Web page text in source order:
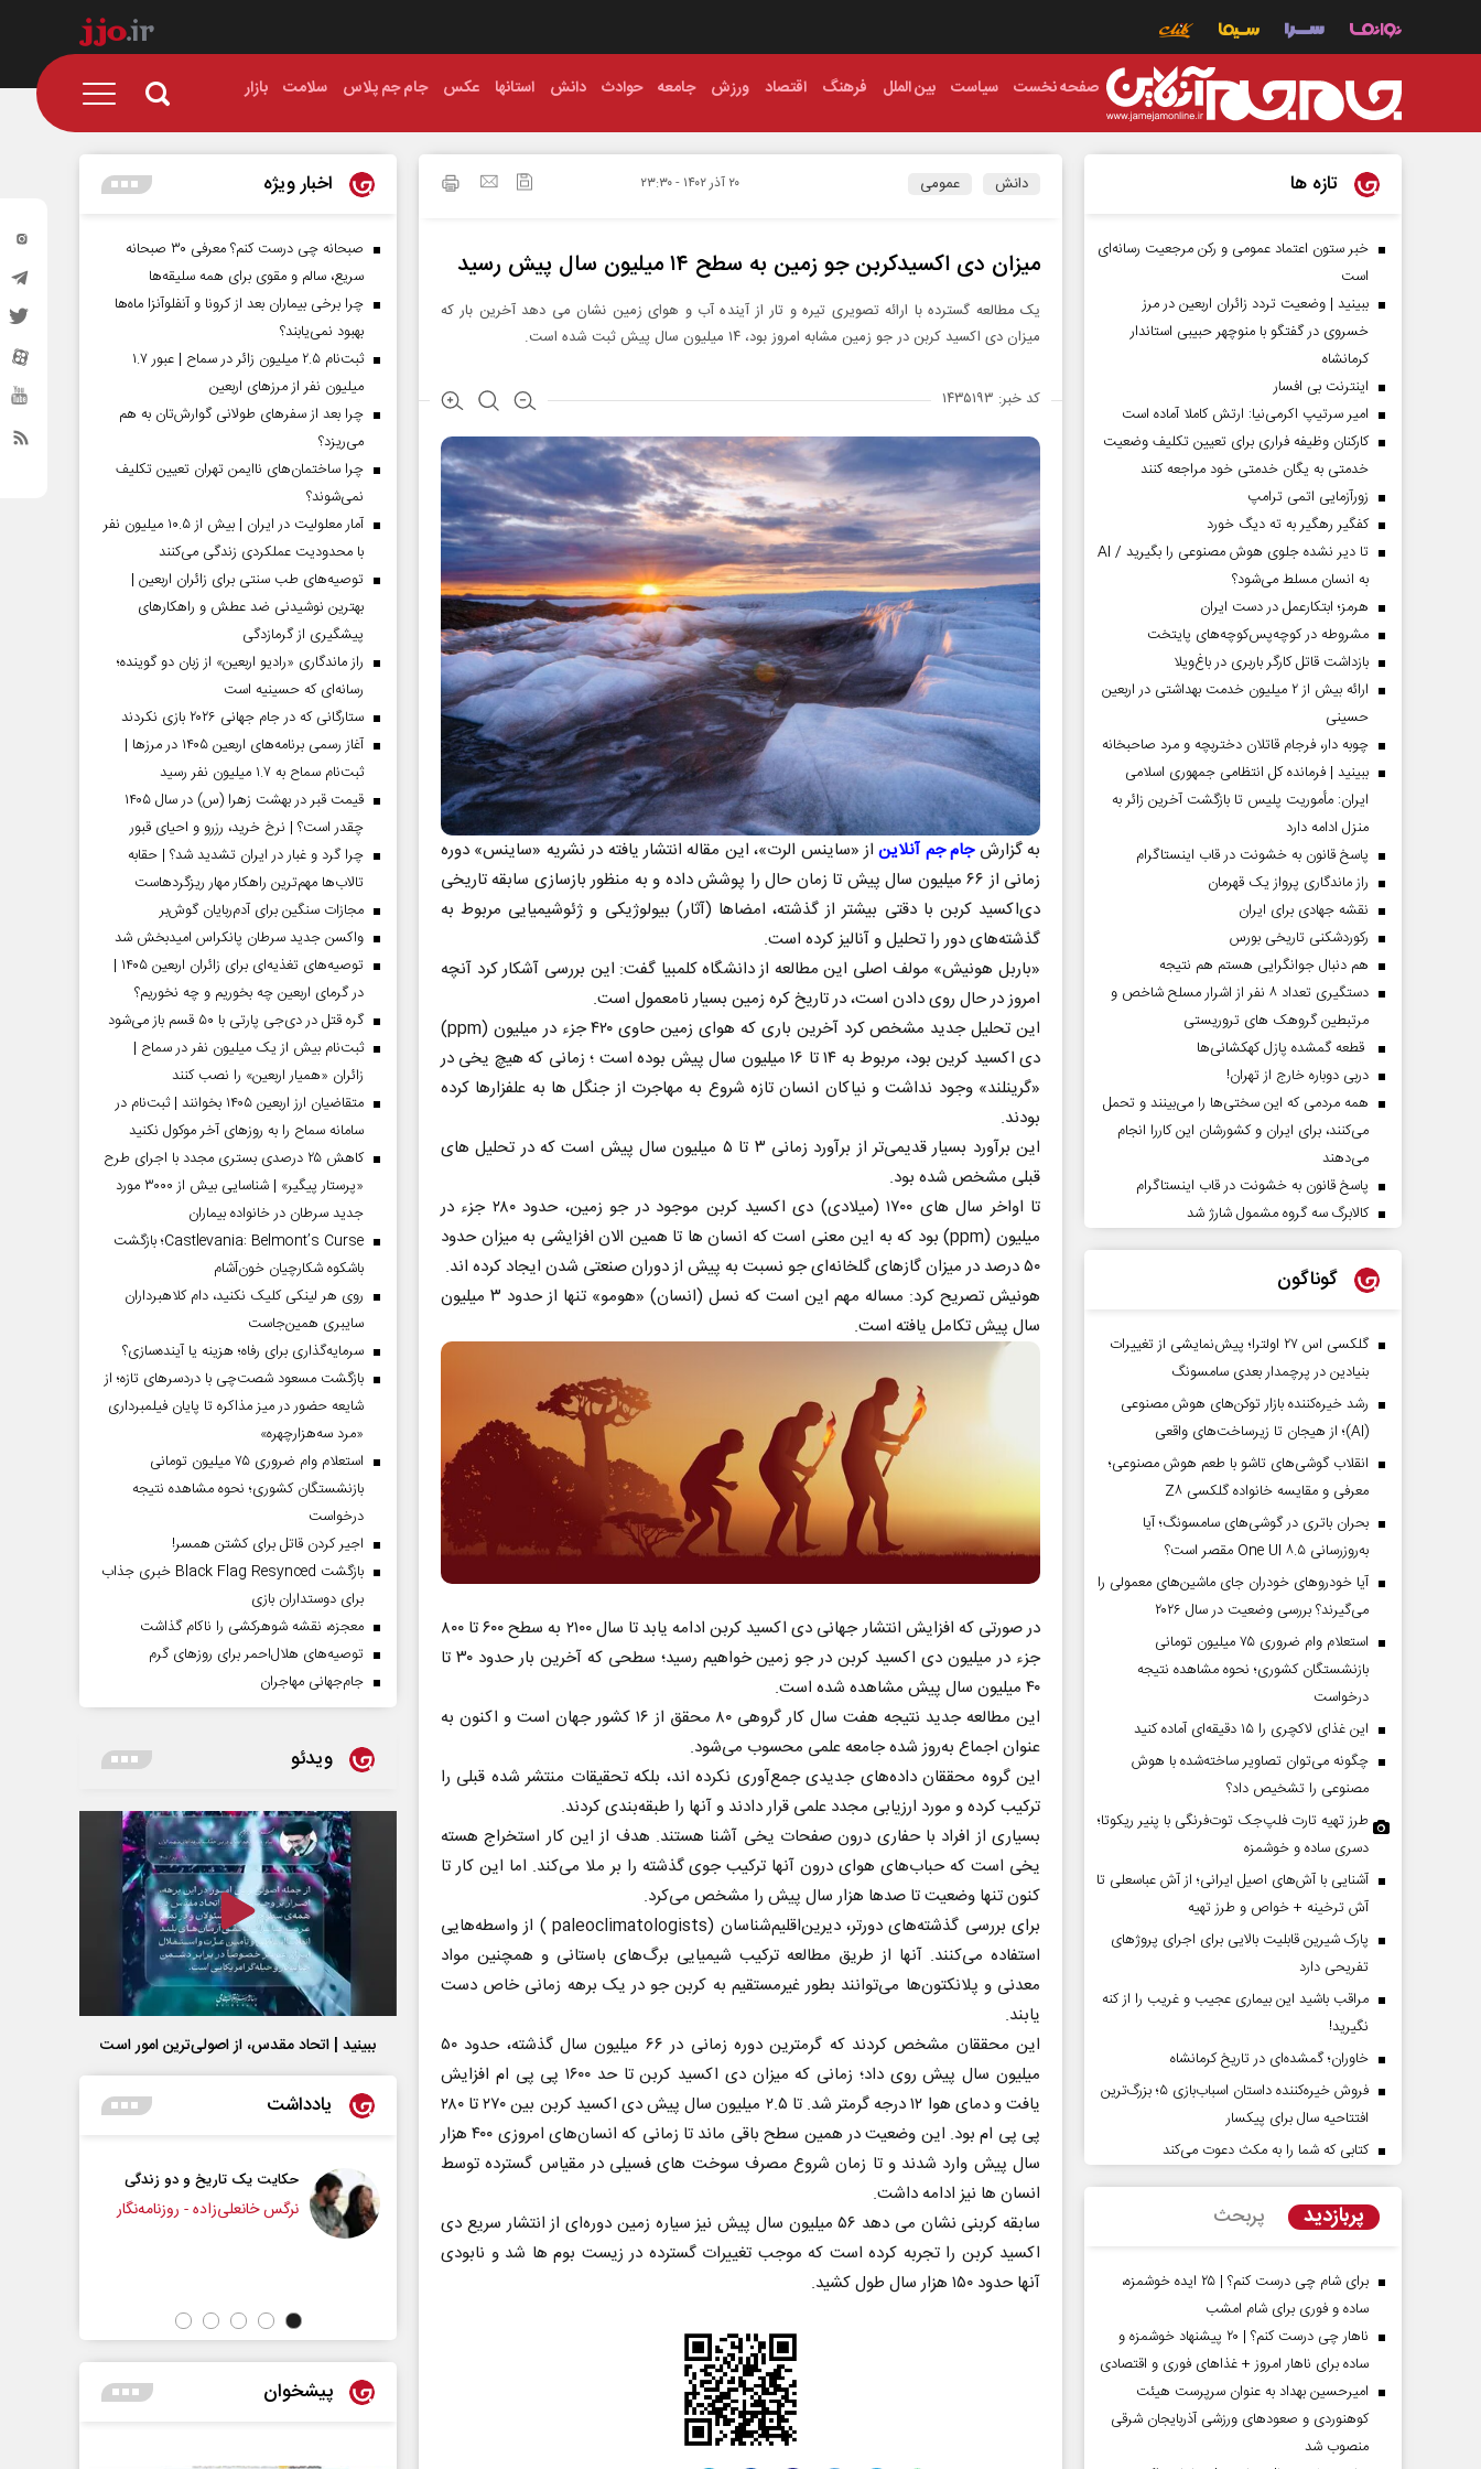
صفحه نخست سیاست بین الملل فرهنگ اقتصاد ورزش جامعه حوادث دانش استانها عکس جام جم پلاس سلامت بازار
دانش عمومی ۲۰ آذر ۱۴۰۲ - ۲۳:۳۰
میزان دی اکسیدکربن جو زمین به سطح ۱۴ میلیون سال پیش رسید
یک مطالعه گسترده با ارائه تصویری تیره و تار از آینده آب و هوای زمین نشان می دهد آخرین بار که
میزان دی اکسید کربن در جو زمین مشابه امروز بود، ۱۴ میلیون سال پیش ثبت شده است.
کد خبر: ۱۴۳۵۱۹۳
به گزارشجام جم آنلایناز «ساینس الرت»، این مقاله انتشار یافته در نشریه «ساینس» دوره
زمانی از ۶۶ میلیون سال پیش تا زمان حال را پوشش داده و به منظور بازسازی سابقه تاریخی
دی‌اکسید کربن با دقتی بیشتر از گذشته، امضاها (آثار) بیولوژیکی و ژئوشیمیایی مربوط به
گذشته‌های دور را تحلیل و آنالیز کرده است.
«باربل هونیش» مولف اصلی این مطالعه از دانشگاه کلمبیا گفت: این بررسی آشکار کرد آنچه
امروز در حال روی دادن است، در تاریخ کره زمین بسیار نامعمول است.
این تحلیل جدید مشخص کرد آخرین باری که هوای زمین حاوی ۴۲۰ جزء در میلیون (ppm)
دی اکسید کرین بود، مربوط به ۱۴ تا ۱۶ میلیون سال پیش بوده است ؛ زمانی که هیچ یخی در
«گرینلند» وجود نداشت و نیاکان انسان تازه شروع به مهاجرت از جنگل ها به علفزارها کرده
بودند.
این برآورد بسیار قدیمی‌تر از برآورد زمانی ۳ تا ۵ میلیون سال پیش است که در تحلیل های
قبلی مشخص شده بود.
تا اواخر سال های ۱۷۰۰ (میلادی) دی اکسید کربن موجود در جو زمین، حدود ۲۸۰ جزء در
میلیون (ppm) بود که به این معنی است که انسان ها تا همین الان افزایشی به میزان حدود
۵۰ درصد در میزان گازهای گلخانه‌ای جو نسبت به پیش از دوران صنعتی شدن ایجاد کرده اند.
هونیش تصریح کرد: مساله مهم این است که نسل (انسان) «هومو» تنها از حدود ۳ میلیون
سال پیش تکامل یافته است.
در صورتی که افزایش انتشار جهانی دی اکسید کربن ادامه یابد تا سال ۲۱۰۰ به سطح ۶۰۰ تا ۸۰۰
جزء در میلیون دی اکسید کربن در جو زمین خواهیم رسید؛ سطحی که آخرین بار حدود ۳۰ تا
۴۰ میلیون سال پیش مشاهده شده است.
این مطالعه جدید نتیجه هفت سال کار گروهی ۸۰ محقق از ۱۶ کشور جهان است و اکنون به
عنوان اجماع به‌روز شده جامعه علمی محسوب می‌شود.
این گروه محققان داده‌های جدیدی جمع‌آوری نکرده اند، بلکه تحقیقات منتشر شده قبلی را
ترکیب کرده و مورد ارزیابی مجدد علمی قرار دادند و آنها را طبقه‌بندی کردند.
بسیاری از افراد با حفاری درون صفحات یخی آشنا هستند. هدف از این کار استخراج هسته‌
یخی است که حباب‌های هوای درون آنها ترکیب جوی گذشته را بر ملا می‌کند. اما این کار تا
کنون تنها وضعیت تا صدها هزار سال پیش را مشخص می‌کرد.
برای بررسی گذشته‌های دورتر، دیرین‌اقلیم‌شناسان (paleoclimatologists ) از واسطه‌هایی
استفاده می‌کنند. آنها از طریق مطالعه ترکیب شیمیایی برگ‌های باستانی و همچنین مواد
معدنی و پلانکتون‌ها می‌توانند بطور غیرمستقیم به کربن جو در یک برهه زمانی خاص دست
یابند.
این محققان مشخص کردند که گرمترین دوره زمانی در ۶۶ میلیون سال گذشته، حدود ۵۰
میلیون سال پیش روی داد؛ زمانی که میزان دی اکسید کربن تا حد ۱۶۰۰ پی پی‌ ام افزایش
یافت و دمای هوا ۱۲ درجه گرمتر شد. تا ۲.۵ میلیون سال پیش دی اکسید کربن بین ۲۷۰ تا ۲۸۰
پی پی ام بود. این وضعیت در همین سطح باقی ماند تا زمانی که انسان‌های امروزی ۴۰۰ هزار
سال پیش وارد شدند و تا زمان شروع مصرف سوخت های فسیلی در مقیاس گسترده توسط
انسان ها نیز ادامه داشت.
سابقه کربنی نشان می دهد ۵۶ میلیون سال پیش نیز سیاره زمین دوره‌ای از انتشار سریع دی
اکسید کربن را تجربه کرده است که موجب تغییرات گسترده در زیست بوم ها شد و نابودی
آنها حدود ۱۵۰ هزار سال طول کشید.
تازه ها
خبر ستون اعتماد عمومی و رکن مرجعیت رسانه‌ای
است
ببینید | وضعیت تردد زائران اربعین در مرز
خسروی در گفتگو با منوچهر حبیبی استاندار
کرمانشاه
اینترنت بی افسار
امیر سرتیپ اکرمی‌نیا: ارتش کاملا آماده است
کارکنان وظیفه فراری برای تعیین تکلیف وضعیت
خدمتی به یگان خدمتی خود مراجعه کنند
زورآزمایی اتمی ترامپ
کفگیر رهگیر به ته دیگ خورد
تا دیر نشده جلوی هوش مصنوعی را بگیرید / AI
به انسان مسلط می‌شود؟
هرمز؛ ابتکارعمل در دست ایران
مشروطه در کوچه‌پس‌کوچه‌های پایتخت
بازداشت قاتل کارگر باربری در باغ‌ویلا
ارائه بیش از ۲ میلیون خدمت بهداشتی در اربعین
حسینی
چوبه دار، فرجام قاتلان دختربچه و مرد صاحبخانه
ببینید | فرمانده کل انتظامی جمهوری اسلامی
ایران­: مأموریت پلیس تا بازگشت آخرین زائر به
منزل ادامه دارد
پاسخ قانون به خشونت در قاب اینستاگرام
راز ماندگاری پرواز یک قهرمان
نقشه جهادی برای ایران
رکوردشکنی تاریخی بورس
هم دنبال جوانگرایی هستم هم نتیجه
دستگیری تعداد ۸ نفر از اشرار مسلح شاخص و
مرتبطین گروهک های تروریستی
قطعه گمشده پازل کهکشانی‌ها
دربی دوباره خارج از تهران!
همه مردمی که این سختی‌ها را می‌بینند و تحمل
می‌کنند، برای ایران و کشورشان این کاررا انجام
می‌دهند
پاسخ قانون به خشونت در قاب اینستاگرام
کالابرگ سه گروه مشمول شارژ شد
گوناگون
گلکسی اس ۲۷ اولترا؛ پیش‌نمایشی از تغییرات
بنیادین در پرچمدار بعدی سامسونگ
رشد خیره‌کننده بازار توکن‌های هوش مصنوعی
(AI)؛ از هیجان تا زیرساخت‌های واقعی
انقلاب گوشی‌های تاشو‌ با طعم هوش مصنوعی؛
معرفی و مقایسه خانواده گلکسی Z۸
بحران باتری در گوشی‌های سامسونگ؛ آیا
به‌روزرسانی One UI ۸.۵ مقصر است؟
آیا خودروهای خودران جای ماشین‌های معمولی را
می‌گیرند؟ بررسی وضعیت در سال ۲۰۲۶
استعلام وام ضروری ۷۵ میلیون تومانی
بازنشستگان کشوری؛ نحوه مشاهده نتیجه
درخواست
این غذای لاکچری را ۱۵ دقیقه‌ای آماده کنید
چگونه می‌توان تصاویر ساخته‌شده با هوش
مصنوعی را تشخیص داد؟
طرز تهیه تارت فلپ‌جک توت‌فرنگی با پنیر ریکوتا؛
دسری ساده و خوشمزه
آشنایی با آش‌های اصیل ایرانی؛ از آش عباسعلی تا
آش ترخینه + خواص و طرز تهیه
پارک شیرین قابلیت‌ بالایی برای اجرای پروژهای
تفریحی دارد
مراقب باشید این بیماری عجیب و غریب را از کنه
نگیرید!
خاوران؛ گمشده‌ای در تاریخ کرمانشاه
فروش خیره‌کننده داستان اسباب‌بازی ۵؛ بزرگ‌ترین
افتتاحیه سال برای پیکسار
کتابی که شما را به مکث دعوت می‌کند
پربازدید پربحث
برای شام چی درست کنم؟ | ۲۵ ایده خوشمزه،
ساده و فوری برای شام امشب
ناهار چی درست کنم؟ | ۲۰ پیشنهاد خوشمزه و
ساده برای ناهار امروز + غذاهای فوری و اقتصادی
امیرحسین بهداد به عنوان سرپرست هیئت
کوهنوردی و صعودهای ورزشی آذربایجان شرقی
منصوب شد
اخبار ویژه
صبحانه چی درست کنم؟ معرفی ۳۰ صبحانه
سریع، سالم و مقوی برای همه سلیقه‌ها
چرا برخی بیماران بعد از کرونا و آنفلوآنزا ماه‌ها
بهبود نمی‌یابند؟
ثبت‌نام ۲.۵ میلیون زائر در سماح | عبور ۱.۷
میلیون نفر از مرز‌های اربعین
چرا بعد از سفرهای طولانی گوارش‌تان به هم
می‌ریزد؟
چرا ساختمان‌های ناایمن تهران تعیین تکلیف
نمی‌شوند؟
آمار معلولیت در ایران | بیش از ۱۰.۵ میلیون نفر
با محدودیت عملکردی زندگی می‌کنند
توصیه‌های طب سنتی برای زائران اربعین |
بهترین نوشیدنی ضد عطش و راهکارهای
پیشگیری از گرمازدگی
راز ماندگاری «رادیو اربعین» از زبان دو گوینده؛
رسانه‌ای که حسینیه است
ستارگانی که در جام جهانی ۲۰۲۶ بازی نکردند
آغاز رسمی برنامه‌های اربعین ۱۴۰۵ در مرز‌ها |
ثبت‌نام سماح به ۱.۷ میلیون نفر رسید
قیمت قبر در بهشت زهرا (س) در سال ۱۴۰۵
چقدر است؟ | نرخ خرید، رزرو و احیای قبور
چرا گرد و غبار در ایران تشدید شد؟ | حقابه
تالاب‌ها مهم‌ترین راهکار مهار ریزگردهاست
مجازات سنگین برای آدم‌ربایان گوش‌بر
واکسن جدید سرطان پانکراس امیدبخش شد
توصیه‌های تغذیه‌ای برای زائران اربعین ۱۴۰۵ |
در گرمای اربعین چه بخوریم و چه نخوریم؟
گره قتل در دی‌جی پارتی با ۵۰ قسم باز می‌شود
ثبت‌نام بیش از یک میلیون نفر در سماح |
زائران «همیار اربعین» را نصب کنند
متقاضیان ارز اربعین ۱۴۰۵ بخوانند | ثبت‌نام در
سامانه سماح را به روز‌های آخر موکول نکنید
کاهش ۲۵ درصدی بستری مجدد با اجرای طرح
«پرستار پیگیر» | شناسایی بیش از ۳۰۰۰ مورد
جدید سرطان در خانواده بیماران
Castlevania: Belmont’s Curse؛ بازگشت
باشکوه شکارچیان خون‌آشام
روی هر لینکی کلیک نکنید، دام کلاهبرداران
سایبری همین‌جاست
سرمایه‌گذاری برای رفاه؛ هزینه یا آینده‌سازی؟
بازگشت مسعود شصت‌چی با دردسر‌های تازه؛ از
شایعه حضور در میز مذاکره تا پایان فیلمبرداری
«مرد سه‌هزارچهره»
استعلام وام ضروری ۷۵ میلیون تومانی
بازنشستگان کشوری؛ نحوه مشاهده نتیجه
درخواست
اجیر کردن قاتل برای کشتن همسر!
بازگشت Black Flag Resynced خبری جذاب
برای دوستداران بازی
معجزه، نقشه شوهرکشی را ناکام گذاشت
توصیه‌های هلال‌احمر برای روز‌های گرم
جام‌جهانی مهاجران
ویدئو
ببینید | اتحاد مقدس، از اصولی‌ترین امور است
یادداشت
ادعا‌های خلاف واقع آمریکا
اربعین نماد مقاومت در برابر
رحمت‌الله نوروزی - عضو کمیسیون اجتماعی
مجلس
از باتلاق انرژی تا بن‌بست ترامپ
رضا سپهوند - سخنگوی کمیسیون انرژی مجلس
حکایت یک تاریخ و دو زندگی
نرگس خانعلی‌زاده - روزنامه‌نگار
چرایی عقب‌نشینی ترامپ؟
پیشخوان